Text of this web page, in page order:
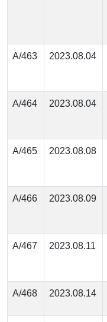
А/463 2023.08.04
А/464 2023.08.04
А/465 2023.08.08
А/466 2023.08.09
А/467 2023.08.11
А/468 2023.08.14